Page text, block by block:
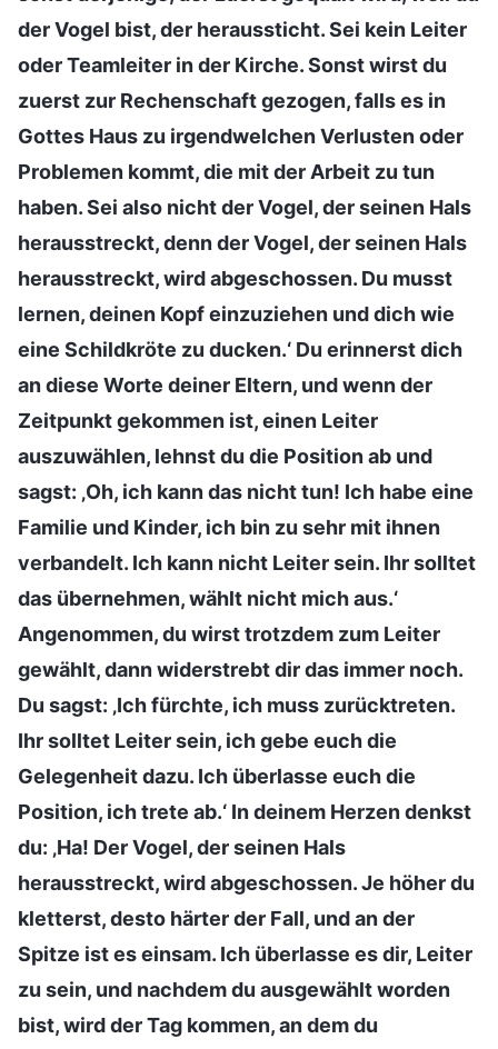
der Vogel bist, der heraussticht. Sei kein Leiter
oder Teamleiter in der Kirche. Sonst wirst du
zuerst zur Rechenschaft gezogen, falls es in
Gottes Haus zu irgendwelchen Verlusten oder
Problemen kommt, die mit der Arbeit zu tun
haben. Sei also nicht der Vogel, der seinen Hals
herausstreckt, denn der Vogel, der seinen Hals
herausstreckt, wird abgeschossen. Du musst
lernen, deinen Kopf einzuziehen und dich wie
eine Schildkröte zu ducken.‘ Du erinnerst dich
an diese Worte deiner Eltern, und wenn der
Zeitpunkt gekommen ist, einen Leiter
auszuwählen, lehnst du die Position ab und
sagst: ‚Oh, ich kann das nicht tun! Ich habe eine
Familie und Kinder, ich bin zu sehr mit ihnen
verbandelt. Ich kann nicht Leiter sein. Ihr solltet
das übernehmen, wählt nicht mich aus.‘
Angenommen, du wirst trotzdem zum Leiter
gewählt, dann widerstrebt dir das immer noch.
Du sagst: ‚Ich fürchte, ich muss zurücktreten.
Ihr solltet Leiter sein, ich gebe euch die
Gelegenheit dazu. Ich überlasse euch die
Position, ich trete ab.‘ In deinem Herzen denkst
du: ‚Ha! Der Vogel, der seinen Hals
herausstreckt, wird abgeschossen. Je höher du
kletterst, desto härter der Fall, und an der
Spitze ist es einsam. Ich überlasse es dir, Leiter
zu sein, und nachdem du ausgewählt worden
bist, wird der Tag kommen, an dem du